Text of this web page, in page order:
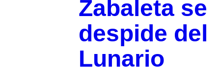
Zabaleta se
despide del
Lunario